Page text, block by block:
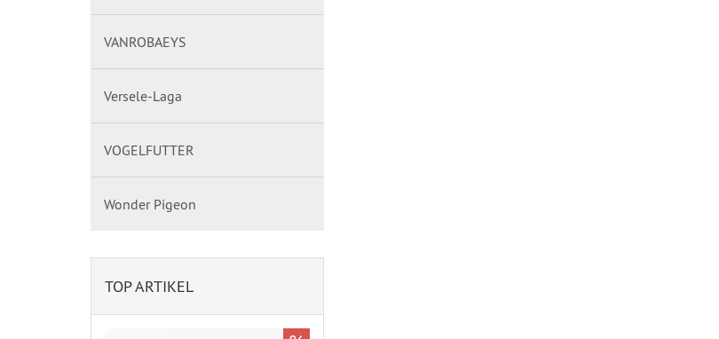
VANROBAEYS
Versele-Laga
VOGELFUTTER
Wonder Pigeon
TOP ARTIKEL